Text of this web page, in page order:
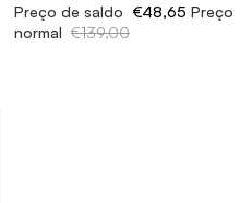
Preço de saldo €48,65 Preço
normal €139,00